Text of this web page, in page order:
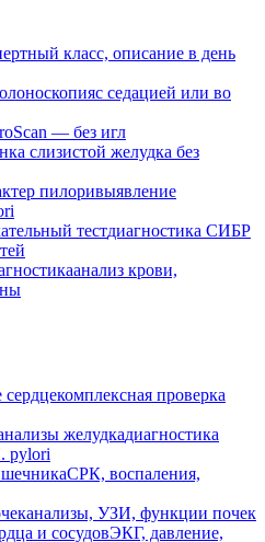
класс, описание в день
с седацией или во
— без игл
слизистой желудка без
пилоривыявление
тестдиагностика СИБР
анализ крови,
комплексная проверка
желудкадиагностика
pylori
СРК, воспаления,
анализы, УЗИ, функции почек
и сосудовЭКГ, давление,